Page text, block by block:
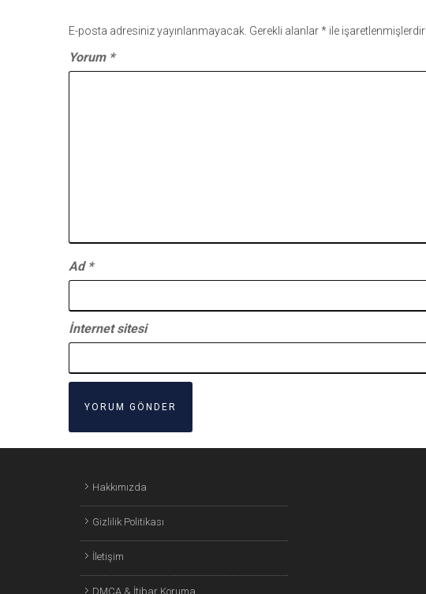
E-posta adresiniz yayınlanmayacak. Gerekli alanlar* ile işaretlenmişlerdir
Yorum *
Ad *
İnternet sitesi
Hakkımızda
Gizlilik Politikası
İletişim
DMCA & İtibar Koruma